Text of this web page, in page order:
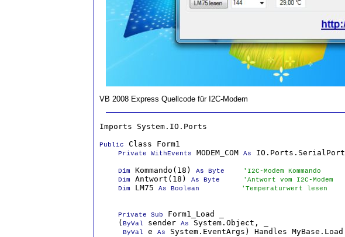
VB 2008 Express Quellcode für I2C-Modem
Imports System.IO.Ports
Public Class Form1
Private WithEvents MODEM_COM As IO.Ports.SerialPort
Dim Kommando(18) As Byte
'I2C-Modem Kommando
Dim
Antwort(18) As Byte
'Antwort vom I2C-Modem
Dim
LM75 As Boolean 'Temperaturwert lesen
Private Sub
Form1_Load _
    (
ByVal sender As System.Object, _
ByVal e As System.EventArgs) Handles MyBase.Load